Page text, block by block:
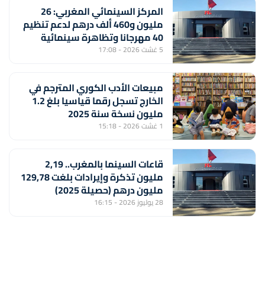
المركز السينمائي المغربي: 26
مليون و460 ألف درهم لدعم تنظيم
40 مهرجانا وتظاهرة سينمائية
5 غشت 2026 - 17:08
مبيعات الأدب الكوري المترجم في
الخارج تسجل رقما قياسيا بلغ 1.2
مليون نسخة سنة 2025
1 غشت 2026 - 15:18
قاعات السينما بالمغرب.. 2,19
مليون تذكرة وإيرادات بلغت 129,78
مليون درهم (حصيلة 2025)
28 يوليوز 2026 - 16:15